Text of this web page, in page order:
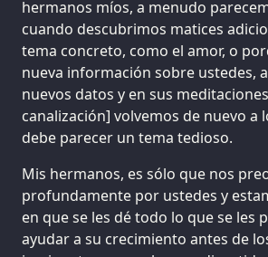
hermanos míos, a menudo
cuando descubrimos matices
tema concreto, como el amor, o
nueva información sobre ustedes,
nuevos datos y en sus
canalización] volvemos de nuevo a
debe parecer un tema tedioso.
Mis hermanos, es sólo que nos
profundamente por ustedes y
en que se les dé todo lo que se les
ayudar a su crecimiento antes de